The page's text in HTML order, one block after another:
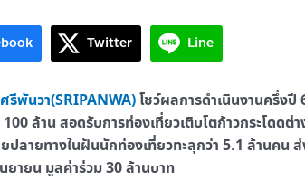
Twitter Line
รีพันวา(SRIPANWA)โชว์ผลการดำเนินงานครึ่ง
100 ล้าน สอดรับการท่องเที่ยวเติบโตก้าวกระโดด
ปลายทางในฝันนักท่องเที่ยวทะลุกว่า 5.1 ล้านค
ยายน มูลค่าร่วม 30 ล้านบาท